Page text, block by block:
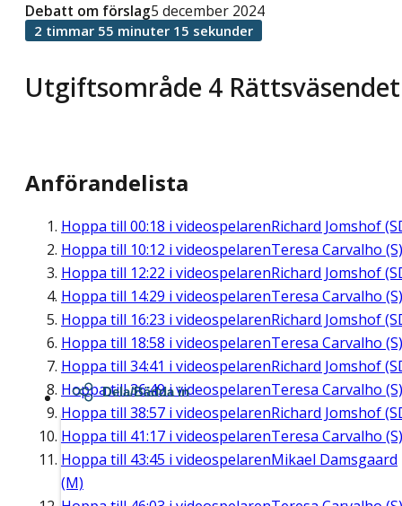
Utgiftsområde 4 Rättsväsendet
Debatt om förslag5 december 2024
2 timmar 55 minuter 15 sekunder
Anförandelista
Hoppa till 00:18 i videospelarenRichard Jomshof
Hoppa till 10:12 i videospelarenTeresa Carvalho (S)
Hoppa till 12:22 i videospelarenRichard Jomshof
Hoppa till 14:29 i videospelarenTeresa Carvalho (S)
Hoppa till 16:23 i videospelarenRichard Jomshof
Hoppa till 18:58 i videospelarenTeresa Carvalho (S)
Hoppa till 34:41 i videospelarenRichard Jomshof
Hoppa till36:49i videospelarenTeresa Carvalho (S)
Hoppa till 38:57 i videospelarenRichard Jomshof
Hoppa till 41:17 i videospelarenTeresa Carvalho (S)
Hoppa till 43:45 i videospelarenMikael Damsgaard
(M)
Dela/Bädda in